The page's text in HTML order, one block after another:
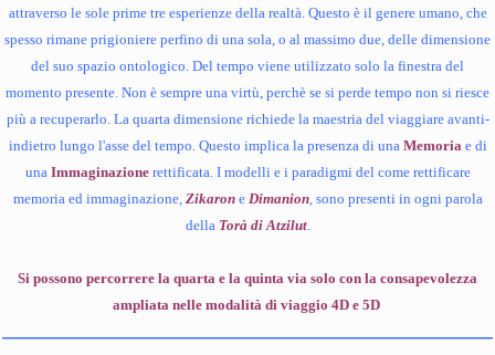
attraverso le sole prime tre esperienze della realtà. Questo è il genere umano, che
spesso rimane prigioniere perfino di una sola, o al massimo due, delle dimensione
del suo spazio ontologico. Del tempo viene utilizzato solo la finestra del
momento presente. Non è sempre una virtù, perchè se si perde tempo non si riesce
più a recuperarlo. La quarta dimensione richiede la maestria del viaggiare avanti-
indietro lungo l'asse del tempo. Questo implica la presenza di una Memoria e di
una Immaginazionerettificata. I modelli e i paradigmi del come rettificare
memoria ed immaginazione, Zikarone Dimanion, sono presenti in ogni parola
della Torà di Atzilut.
Si possono percorrere la quarta e la quinta via solo con la consapevolezza
ampliata nelle modalità di viaggio 4D e 5D